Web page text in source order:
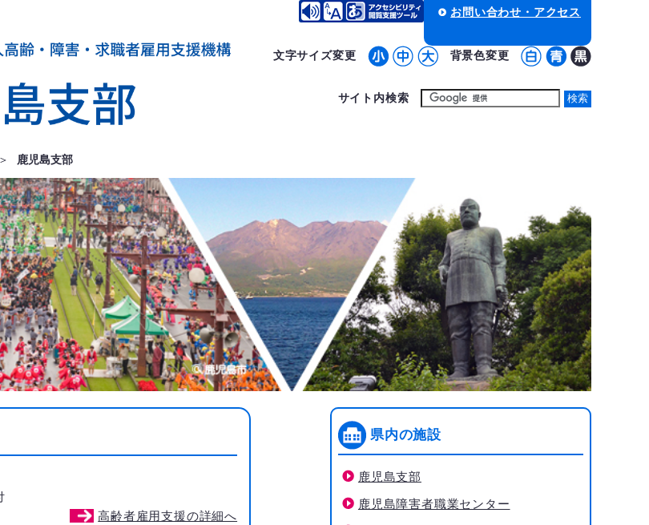
お問い合わせ・アクセス
文字サイズ変更 背景色変更
サイト内検索
＞ 鹿児島支部
高齢者雇用支援の詳細へ
県内の施設
鹿児島支部
鹿児島障害者職業センター